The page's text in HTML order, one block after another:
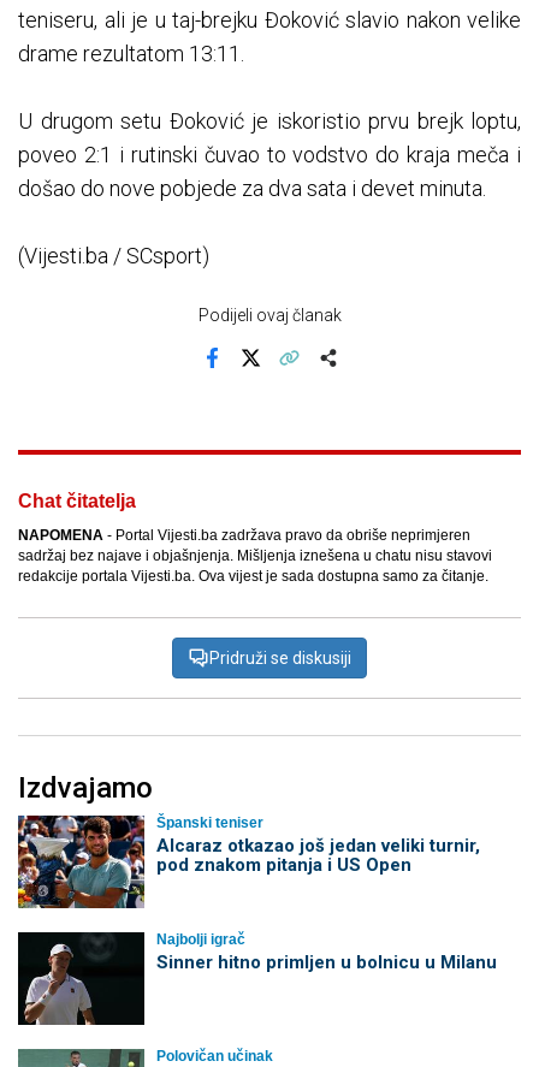
teniseru, ali je u taj-brejku Đoković slavio nakon velike
drame rezultatom 13:11.
U drugom setu Đoković je iskoristio prvu brejk loptu,
poveo 2:1 i rutinski čuvao to vodstvo do kraja meča i
došao do nove pobjede za dva sata i devet minuta.
(Vijesti.ba / SCsport)
Podijeli ovaj članak
Chat čitatelja
NAPOMENA - Portal Vijesti.ba zadržava pravo da obriše neprimjeren
sadržaj bez najave i objašnjenja. Mišljenja iznešena u chatu nisu stavovi
redakcije portala Vijesti.ba. Ova vijest je sada dostupna samo za čitanje.
Pridruži se diskusiji
Izdvajamo
Španski teniser
Alcaraz otkazao još jedan veliki turnir,
pod znakom pitanja i US Open
Najbolji igrač
Sinner hitno primljen u bolnicu u Milanu
Polovičan učinak